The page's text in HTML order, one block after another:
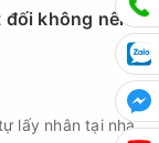
không nên
lấy nhân tại nhà.